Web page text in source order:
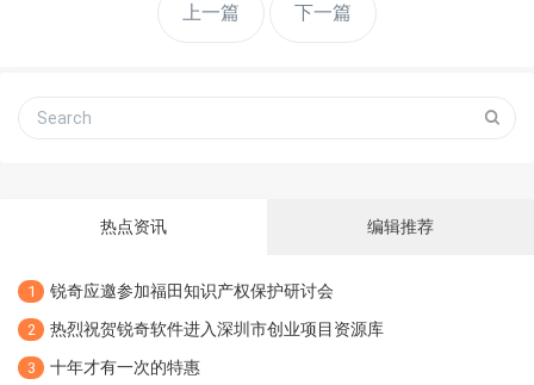
上一篇 下一篇
热点资讯 编辑推荐
1 锐奇应邀参加福田知识产权保护研讨会
2 热烈祝贺锐奇软件进入深圳市创业项目资源库
3 十年才有一次的特惠